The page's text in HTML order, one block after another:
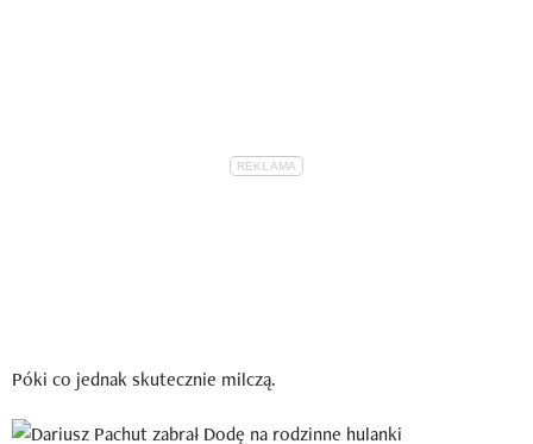
Póki co jednak skutecznie milczą.